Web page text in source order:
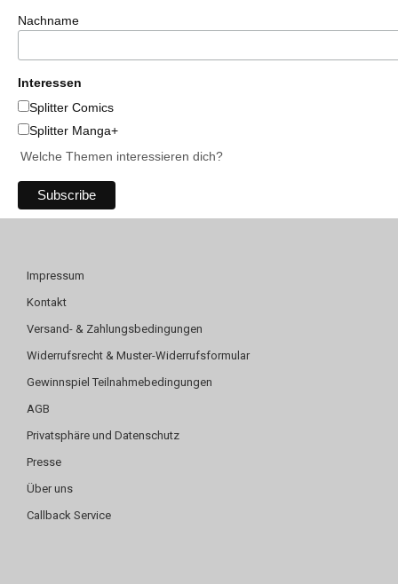
Nachname
Interessen
Splitter Comics
Splitter Manga+
Welche Themen interessieren dich?
Impressum
Kontakt
Versand- & Zahlungsbedingungen
Widerrufsrecht & Muster-Widerrufsformular
Gewinnspiel Teilnahmebedingungen
AGB
Privatsphäre und Datenschutz
Presse
Über uns
Callback Service